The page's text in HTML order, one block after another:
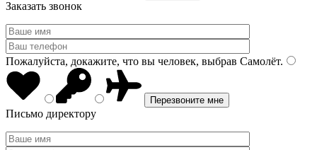
Заказать звонок
Пожалуйста, докажите, что вы человек, выбрав Самолёт.
Письмо директору